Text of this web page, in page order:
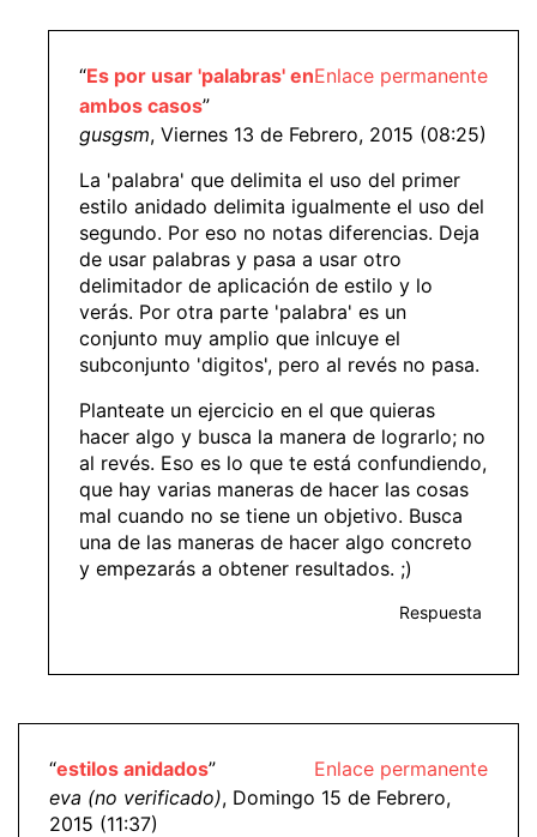
Enlace permanente
“Es por usar 'palabras' en
ambos casos”
gusgsm, Viernes 13 de Febrero, 2015 (08:25)
La 'palabra' que delimita el uso del primer
estilo anidado delimita igualmente el uso del
segundo. Por eso no notas diferencias. Deja
de usar palabras y pasa a usar otro
delimitador de aplicación de estilo y lo
verás. Por otra parte 'palabra' es un
conjunto muy amplio que inlcuye el
subconjunto 'digitos', pero al revés no pasa.
Planteate un ejercicio en el que quieras
hacer algo y busca la manera de lograrlo; no
al revés. Eso es lo que te está confundiendo,
que hay varias maneras de hacer las cosas
mal cuando no se tiene un objetivo. Busca
una de las maneras de hacer algo concreto
y empezarás a obtener resultados. ;)
Respuesta
Enlace permanente
“estilos anidados”
eva (no verificado), Domingo 15 de Febrero,
2015 (11:37)